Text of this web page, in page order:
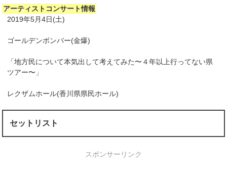
アーティストコンサート情報
2019年5月4日(土)
ゴールデンボンバー(金爆)
「地方民について本気出して考えてみた〜４年以上行ってない県
ツアー〜」
レクザムホール(香川県県民ホール)
セットリスト
スポンサーリンク